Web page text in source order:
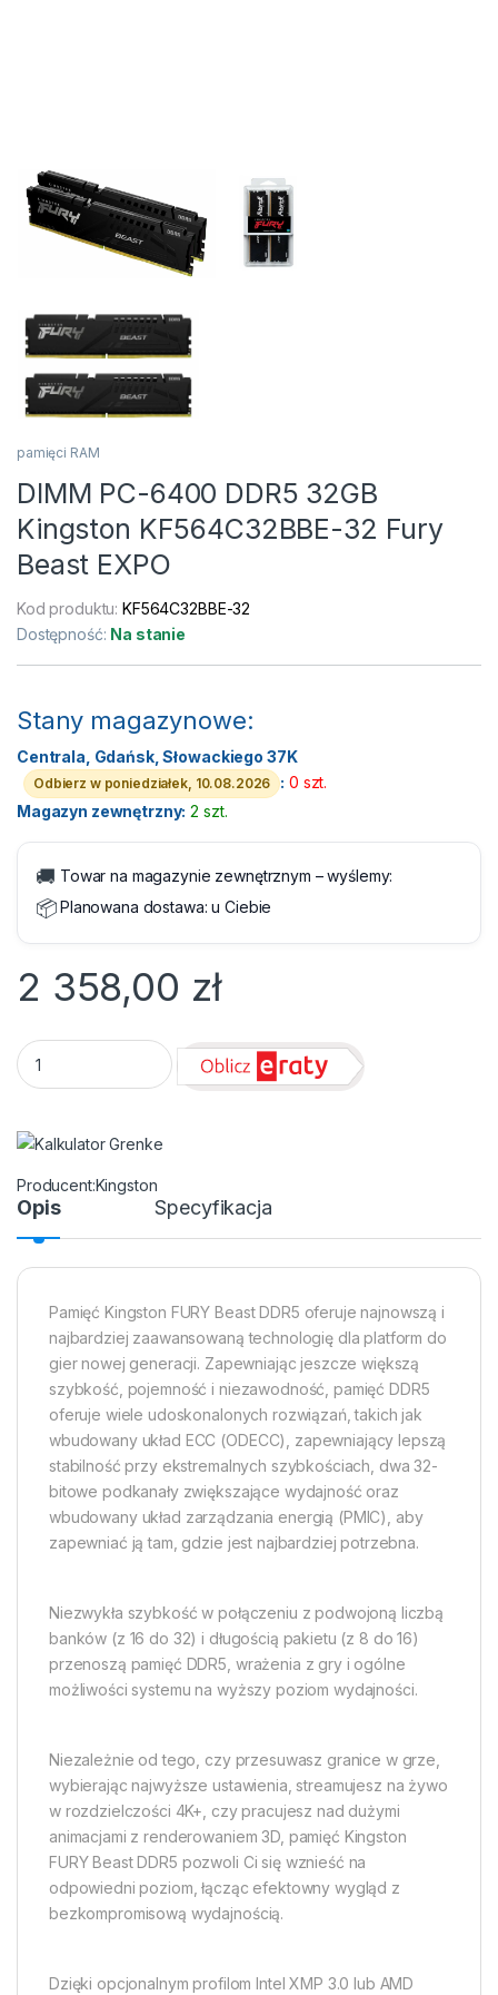
pamięci RAM
DIMM PC-6400 DDR5 32GB
Kingston KF564C32BBE-32 Fury
Beast EXPO
Kod produktu:KF564C32BBE-32
Dostępność: Na stanie
Stany magazynowe:
Centrala, Gdańsk, Słowackiego 37K
Odbierz w poniedziałek, 10.08.2026 : 0 szt.
Magazyn zewnętrzny: 2 szt.
🚚 Towar na magazynie zewnętrznym – wyślemy:
📦Planowana dostawa:u Ciebie
2 358,00 zł
DIMM PC-6400 DDR5 32GB Kingston KF564C32BBE-32
Kingston
Opis Specyfikacja
Pamięć Kingston FURY Beast DDR5 oferuje najnowszą i
najbardziej zaawansowaną technologię dla platform do
gier nowej generacji. Zapewniając jeszcze większą
szybkość, pojemność i niezawodność, pamięć DDR5
oferuje wiele udoskonalonych rozwiązań, takich jak
wbudowany układ ECC (ODECC), zapewniający lepszą
stabilność przy ekstremalnych szybkościach, dwa 32-
bitowe podkanały zwiększające wydajność oraz
wbudowany układ zarządzania energią (PMIC), aby
zapewniać ją tam, gdzie jest najbardziej potrzebna.
Niezwykła szybkość w połączeniu z podwojoną liczbą
banków (z 16 do 32) i długością pakietu (z 8 do 16)
przenoszą pamięć DDR5, wrażenia z gry i ogólne
możliwości systemu na wyższy poziom wydajności.
Niezależnie od tego, czy przesuwasz granice w grze,
wybierając najwyższe ustawienia, streamujesz na żywo
w rozdzielczości 4K+, czy pracujesz nad dużymi
animacjami z renderowaniem 3D, pamięć Kingston
FURY Beast DDR5 pozwoli Ci się wznieść na
odpowiedni poziom, łącząc efektowny wygląd z
bezkompromisową wydajnością.
Dzięki opcjonalnym profilom Intel XMP 3.0 lub AMD